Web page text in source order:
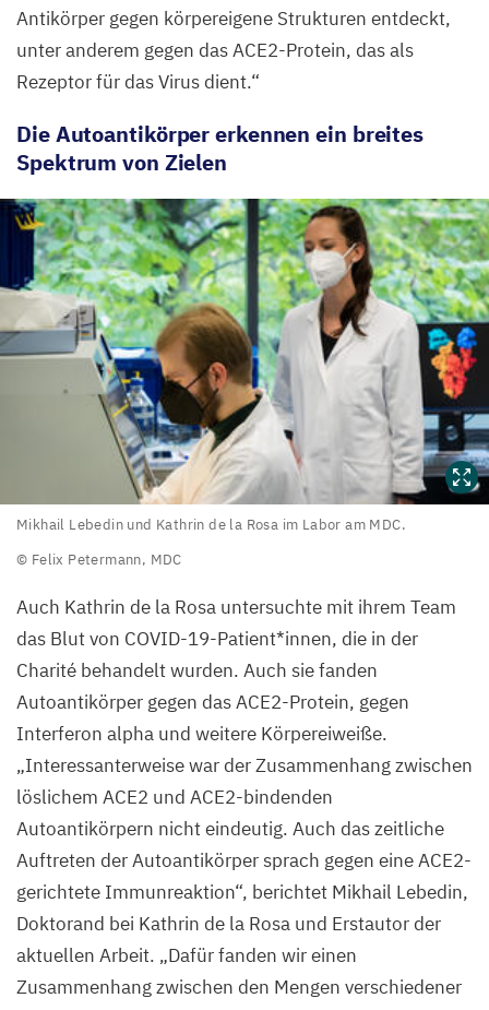
Antikörper gegen körpereigene Strukturen entdeckt,
unter anderem gegen das ACE2-Protein, das als
Rezeptor für das Virus dient.“
Die Autoantikörper erkennen ein breites
Spektrum von Zielen
Mikhail
Lebedin
Kathrin
de
Rosa
im
Labor
amMDC.
Felix
Petermann,
Mikhail Lebedin und Kathrin de la Rosa im Labor am MDC.
© Felix Petermann, MDC
Auch Kathrin de la Rosa untersuchte mit ihrem Team
das Blut von COVID-19-Patient*innen, die in der
Charité behandelt wurden. Auch sie fanden
Autoantikörper gegen das ACE2-Protein, gegen
Interferon alpha und weitere Körpereiweiße.
„Interessanterweise war der Zusammenhang zwischen
löslichem ACE2 und ACE2-bindenden
Autoantikörpern nicht eindeutig. Auch das zeitliche
Auftreten der Autoantikörper sprach gegen eine ACE2-
gerichtete Immunreaktion“, berichtet Mikhail Lebedin,
Doktorand bei Kathrin de la Rosa und Erstautor der
aktuellen Arbeit. „Dafür fanden wir einen
Zusammenhang zwischen den Mengen verschiedener